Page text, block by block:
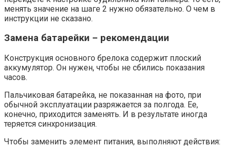
менять значение на шаге 2 нужно обязательно. О чем в
инструкции не сказано.
Замена батарейки – рекомендации
Конструкция основного брелока содержит плоский
аккумулятор. Он нужен, чтобы не сбились показания
часов.
Пальчиковая батарейка, не показанная на фото, при
обычной эксплуатации разряжается за полгода. Ее,
конечно, приходится заменять. И в результате иногда
теряется синхронизация.
Чтобы заменить элемент питания, выполняют действия: